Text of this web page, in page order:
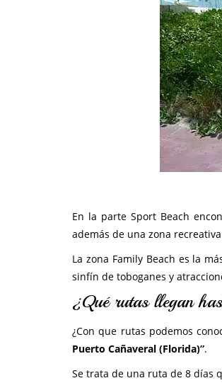
En la parte Sport Beach
además de una zona
La zona Family Beach es la
sinfín de toboganes y
¿Qué rutas llegan
¿Con que rutas podemos
Puerto Cañaveral (Florida)”.
Se trata de una ruta de 8 días